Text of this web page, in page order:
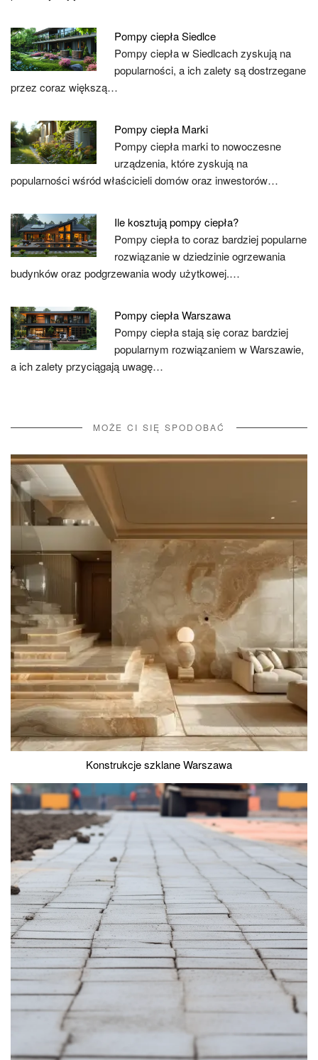
Pompy ciepła Siedlce
Pompy ciepła w Siedlcach zyskują na
popularności, a ich zalety są dostrzegane
przez coraz większą…
Pompy ciepła Marki
Pompy ciepła marki to nowoczesne
urządzenia, które zyskują na
popularności wśród właścicieli domów oraz inwestorów…
Ile kosztują pompy ciepła?
Pompy ciepła to coraz bardziej popularne
rozwiązanie w dziedzinie ogrzewania
budynków oraz podgrzewania wody użytkowej.…
Pompy ciepła Warszawa
Pompy ciepła stają się coraz bardziej
popularnym rozwiązaniem w Warszawie,
a ich zalety przyciągają uwagę…
MOŻE CI SIĘ SPODOBAĆ
Konstrukcje szklane Warszawa